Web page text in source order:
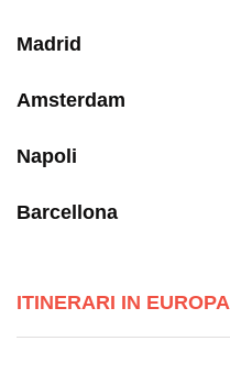
Madrid
Amsterdam
Napoli
Barcellona
ITINERARI IN EUROPA